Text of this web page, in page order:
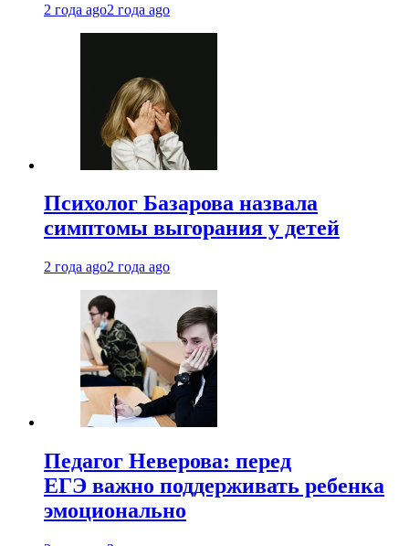
2 года ago2 года ago
Психолог Базарова назвала
симптомы выгорания у детей
2 года ago2 года ago
Педагог Неверова: перед
ЕГЭ важно поддерживать ребенка
эмоционально